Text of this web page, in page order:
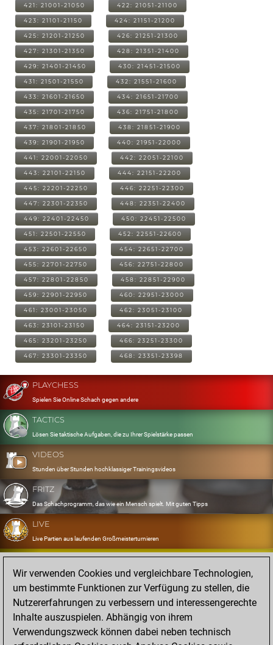
421: 21001-21050 422: 21051-21100
423: 21101-21150 424: 21151-21200
425: 21201-21250 426: 21251-21300
427: 21301-21350 428: 21351-21400
429: 21401-21450 430: 21451-21500
431: 21501-21550 432: 21551-21600
433: 21601-21650 434: 21651-21700
435: 21701-21750 436: 21751-21800
437: 21801-21850 438: 21851-21900
439: 21901-21950 440: 21951-22000
441: 22001-22050 442: 22051-22100
443: 22101-22150 444: 22151-22200
445: 22201-22250 446: 22251-22300
447: 22301-22350 448: 22351-22400
449: 22401-22450 450: 22451-22500
451: 22501-22550 452: 22551-22600
453: 22601-22650 454: 22651-22700
455: 22701-22750 456: 22751-22800
457: 22801-22850 458: 22851-22900
459: 22901-22950 460: 22951-23000
461: 23001-23050 462: 23051-23100
463: 23101-23150 464: 23151-23200
465: 23201-23250 466: 23251-23300
467: 23301-23350 468: 23351-23398
PLAYCHESS
Spielen Sie Online Schach gegen andere
TACTICS
Lösen Sie taktische Aufgaben, die zu Ihrer Spielstärke passen
VIDEOS
Stunden über Stunden hochklassiger Trainingsvideos
FRITZ
Das Schachprogramm, das wie ein Mensch spielt. Mit guten Tipps
LIVE
Live Partien aus laufenden Großmeisterturnieren
OPENINGS
Erfassen und Üben Sie Ihr Eröffnungsrepertoire
DATABASE
Acht Millionen starke Partien
MYGAMES
Speichern und analysieren Sie eigene Partien in der Cloud
Wir verwenden Cookies und vergleichbare Technologien,
um bestimmte Funktionen zur Verfügung zu stellen, die
Nutzererfahrungen zu verbessern und interessengerechte
Inhalte auszuspielen. Abhängig von ihrem
Verwendungszweck können dabei neben technisch